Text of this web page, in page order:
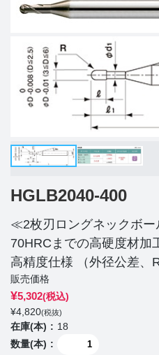
HGLB2040-400
≪2枚刃ロングネックボ
70HRCまでの高硬度材加
高精度仕様 （外径公差、
販売価格
¥5,302(税込)
¥4,820(税抜)
在庫(本)
18
数量(本)